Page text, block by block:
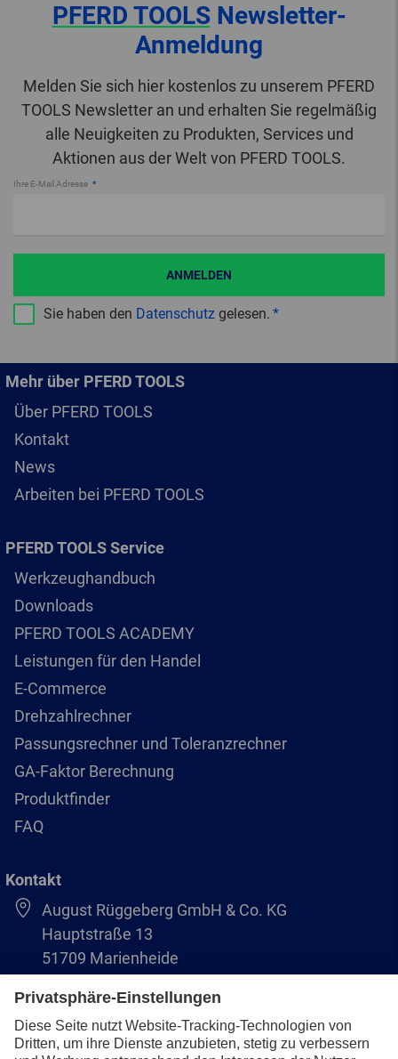
PFERD TOOLSNewsletter-
Anmeldung
Melden Sie sich hier kostenlos zu unserem PFERD
TOOLS Newsletter an und erhalten Sie regelmäßig
alle Neuigkeiten zu Produkten, Services und
Aktionen aus der Welt von PFERD TOOLS.
Ihre E-Mail Adresse
Sie haben den Datenschutz gelesen.
ANMELDEN
Mehr über PFERD TOOLS
Über PFERD TOOLS
Kontakt
News
Arbeiten bei PFERD TOOLS
PFERD TOOLS Service
Werkzeughandbuch
Downloads
PFERD TOOLS ACADEMY
Leistungen für den Handel
E-Commerce
Drehzahlrechner
Passungsrechner und Toleranzrechner
GA-Faktor Berechnung
Produktfinder
FAQ
Kontakt
August Rüggeberg GmbH & Co. KG
Hauptstraße 13
51709 Marienheide
+49 2264 9-0
info@pferd.com